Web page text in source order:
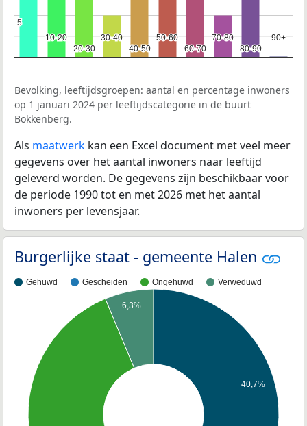
10-20
10-20
20-30
20-30
30-40
30-40
40-50
40-50
50-60
50-60
60-70
60-70
70-80
70-80
80-90
80-90
90+
90+
5
5
Bevolking, leeftijdsgroepen: aantal en percentage inwoners
op 1 januari 2024 per leeftijdscategorie in de buurt
Bokkenberg.
Als maatwerk kan een Excel document met veel meer
gegevens over het aantal inwoners naar leeftijd
geleverd worden. De gegevens zijn beschikbaar voor
de periode 1990 tot en met 2026 met het aantal
inwoners per levensjaar.
Burgerlijke staat - gemeente Halen
Gehuwd Gescheiden Ongehuwd Verweduwd
40,7%
6,3%